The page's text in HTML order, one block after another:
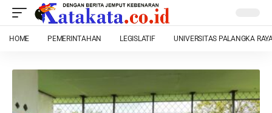
HOME PEMERINTAHAN LEGISLATIF UNIVERSITAS PALANGKA